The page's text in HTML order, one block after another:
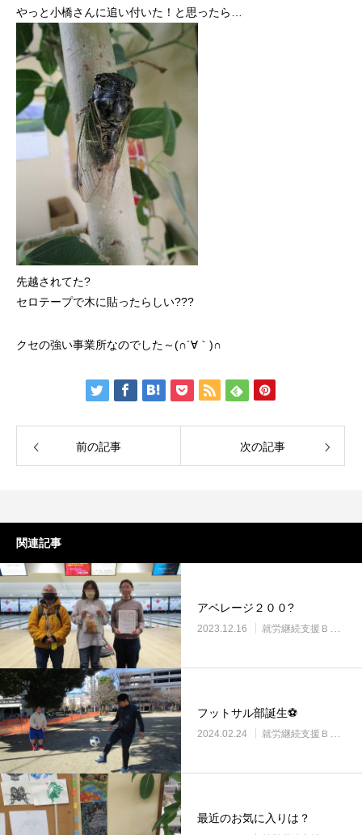
やっと小橋さんに追い付いた！と思ったら…
先越されてた?
セロテープで木に貼ったらしい???
クセの強い事業所なのでした～(∩´∀｀)∩
前の記事 次の記事
関連記事
アベレージ２００?
2023.12.16 就労継続支援Ｂ型・ニコサービス城東センター
フットサル部誕生⚽
2024.02.24 就労継続支援Ｂ型・ニコサービス城東センター
最近のお気に入りは？